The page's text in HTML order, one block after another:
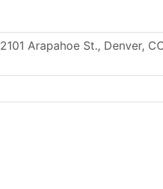
Arapahoe St., Denver,